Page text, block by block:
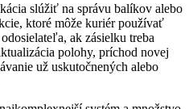
slúžiť na správu balíkov alebo
ktoré môže kuriér používať
ak zásielku treba
polohy, príchod novej
už uskutočnených alebo